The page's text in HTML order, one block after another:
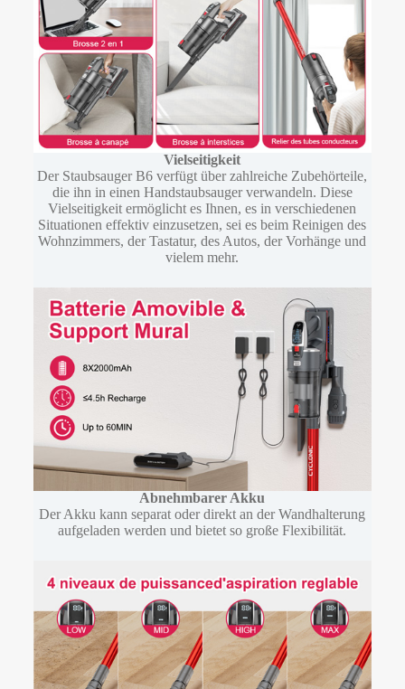
Vielseitigkeit
Der Staubsauger B6 verfügt über zahlreiche Zubehörteile,
die ihn in einen Handstaubsauger verwandeln. Diese
Vielseitigkeit ermöglicht es Ihnen, es in verschiedenen
Situationen effektiv einzusetzen, sei es beim Reinigen des
Wohnzimmers, der Tastatur, des Autos, der Vorhänge und
vielem mehr.
Abnehmbarer Akku
Der Akku kann separat oder direkt an der Wandhalterung
aufgeladen werden und bietet so große Flexibilität.